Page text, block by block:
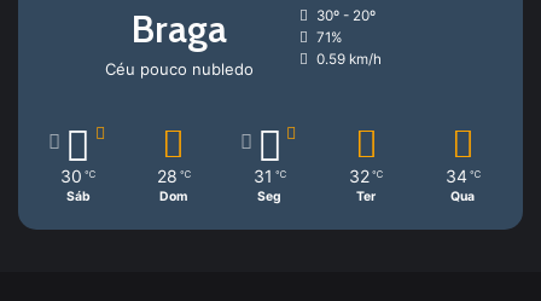
Braga
Céu pouco nubledo
30º - 20º
71%
0.59 km/h
30 ℃
Sáb
28 ℃
Dom
31 ℃
Seg
32 ℃
Ter
34 ℃
Qua